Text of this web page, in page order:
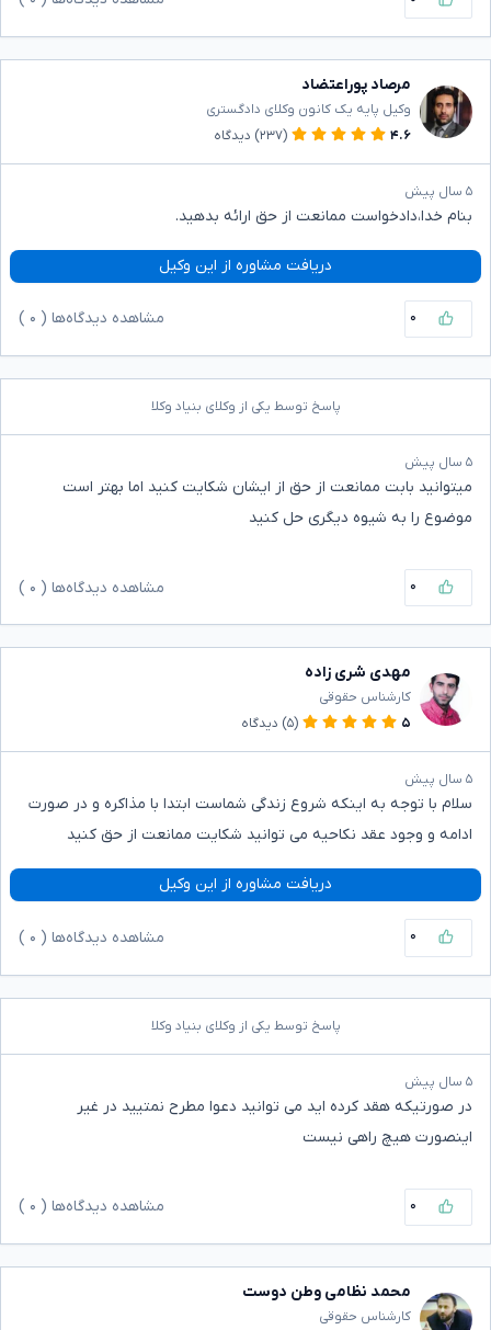
مرصاد پوراعتضاد
وکیل پایه یک کانون وکلای دادگستری
۴.۶
(۲۳۷) دیدگاه
۵ سال پیش
بنام خدا،دادخواست ممانعت از حق ارائه بدهید.
دریافت مشاوره از این وکیل
۰ مشاهده دیدگاه‌ها ( ۰
پاسخ توسط یکی از وکلای بنیاد وکلا
۵ سال پیش
میتوانید بابت ممانعت از حق از ایشان شکایت کنید اما بهتر است
موضوع را به شیوه دیگری حل کنید
۰ مشاهده دیدگاه‌ها ( ۰
مهدی شری زاده
کارشناس حقوقی
۵
(۵) دیدگاه
۵ سال پیش
سلام با توجه به اینکه شروع زندگی شماست ابتدا با مذاکره و در صورت
ادامه و وجود عقد نکاحیه می توانید شکایت ممانعت از حق کنید
دریافت مشاوره از این وکیل
۰ مشاهده دیدگاه‌ها ( ۰
پاسخ توسط یکی از وکلای بنیاد وکلا
۵ سال پیش
در صورتیکه هقد کرده اید می توانید دعوا مطرح نمتیید در غیر
اینصورت هیچ راهی نیست
۰ مشاهده دیدگاه‌ها ( ۰
محمد نظامی وطن دوست
کارشناس حقوقی